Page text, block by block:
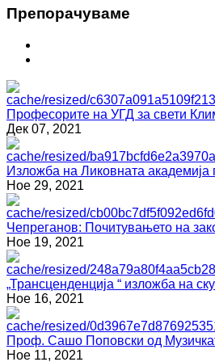
Препoрaчувaме
Професорите на УГД за свети
Дек 07, 2021
Изложба на Ликовната академија
Ное 29, 2021
Чепреганов: Почитувањето на
Ное 19, 2021
„Трансценденција “ изложба на
Ное 16, 2021
Проф. Сашо Поповски од
Ное 11, 2021